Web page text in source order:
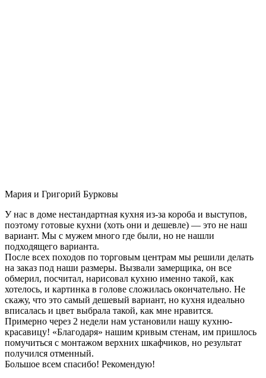
Мария и Григорий Бурковы
У нас в доме нестандартная кухня из-за короба и выступов,
поэтому готовые кухни (хоть они и дешевле) — это не наш
вариант. Мы с мужем много где были, но не нашли
подходящего варианта.
После всех походов по торговым центрам мы решили делать
на заказ под наши размеры. Вызвали замерщика, он все
обмерил, посчитал, нарисовал кухню именно такой, как
хотелось, и картинка в голове сложилась окончательно. Не
скажу, что это самый дешевый вариант, но кухня идеально
вписалась и цвет выбрала такой, как мне нравится.
Примерно через 2 недели нам установили нашу кухню-
красавицу! «Благодаря» нашим кривым стенам, им пришлось
помучиться с монтажом верхних шкафчиков, но результат
получился отменный.
Большое всем спасибо! Рекомендую!